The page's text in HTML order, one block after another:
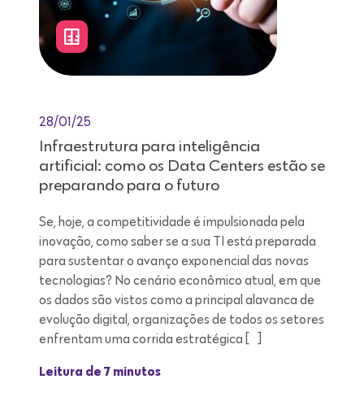
28/01/25
Infraestrutura para inteligência
artificial: como os Data Centers estão se
preparando para o futuro
Se, hoje, a competitividade é impulsionada pela
inovação, como saber se a sua TI está preparada
para sustentar o avanço exponencial das novas
tecnologias? No cenário econômico atual, em que
os dados são vistos como a principal alavanca de
evolução digital, organizações de todos os setores
enfrentam uma corrida estratégica […]
Leitura de 7 minutos